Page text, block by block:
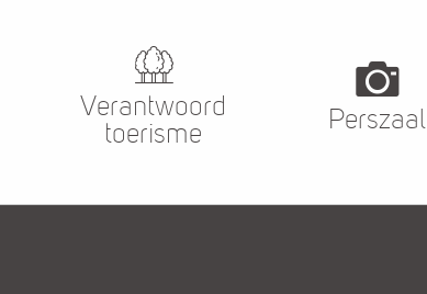
Verantwoord
toerisme
Perszaal